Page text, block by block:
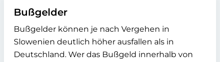
Bußgelder
Bußgelder können je nach Vergehen in
Slowenien deutlich höher ausfallen als in
Deutschland. Wer das Bußgeld innerhalb von